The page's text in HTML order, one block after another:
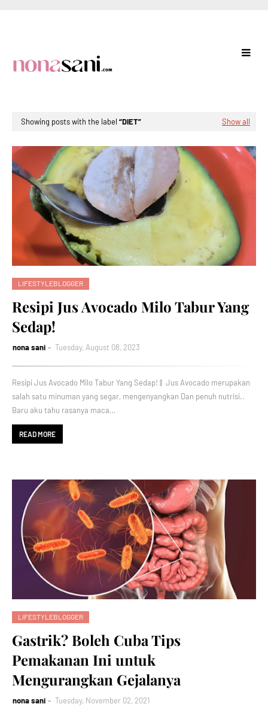
Showing posts with the label DIET Show all
LIFESTYLEBLOGGER
Resipi Jus Avocado Milo Tabur Yang
Sedap!
nona sani Tuesday, August 08, 2023
Resipi Jus Avocado Milo Tabur Yang Sedap! || Jus Avocado merupakan
salah satu minuman yang segar, mengenyangkan Dan penuh nutrisi..
Baru aku tahu rasanya maca…
READ MORE
LIFESTYLEBLOGGER
Gastrik? Boleh Cuba Tips
Pemakanan Ini untuk
Mengurangkan Gejalanya
nona sani Tuesday, November 02, 2021